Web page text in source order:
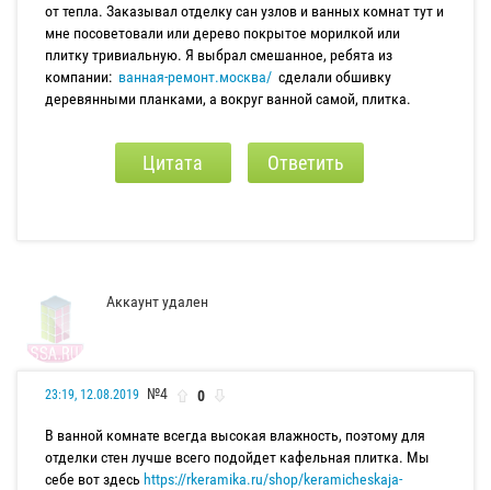
от тепла. Заказывал отделку сан узлов и ванных комнат тут и
мне посоветовали или дерево покрытое морилкой или
плитку тривиальную. Я выбрал смешанное, ребята из
компании: ванная-ремонт.москва/ сделали обшивку
деревянными планками, а вокруг ванной самой, плитка.
Цитата Ответить
Аккаунт удален
23:19, 12.08.2019 №4 0
В ванной комнате всегда высокая влажность, поэтому для
отделки стен лучше всего подойдет кафельная плитка. Мы
себе вот здесь https://rkeramika.ru/shop/keramicheskaja-